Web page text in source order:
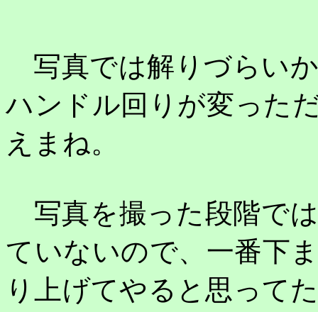
写真では解りづらい
ハンドル回りが変った
えまね。
写真を撮った段階で
ていないので、一番下
り上げてやると思って